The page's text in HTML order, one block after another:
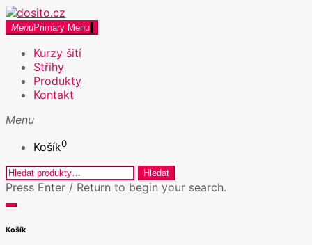
Skip
to
dosito.cz
Kurzy šití v Praze a Kreativní workshopy
MenuPrimary Menu
Kurzy šití
Střihy
Produkty
Kontakt
Menu
Košík0
Hledat: Hledat
Press Enter / Return to begin your search.
close
form
search
Košík